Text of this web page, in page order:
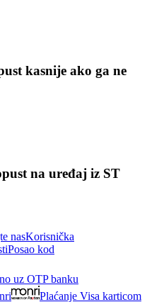
kasnije ako ga ne
na uređaj iz ST
nasKorisnička
Posao kod
uz OTP banku
Plaćanje Visa karticom